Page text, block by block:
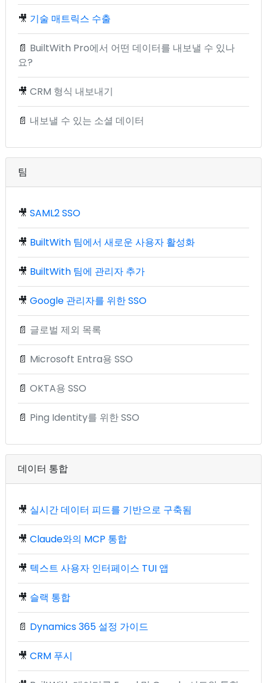
🎥 기술 매트릭스 수출
📄 BuiltWith Pro에서 어떤 데이터를 내보낼 수 있나
요?
🎥 CRM 형식 내보내기
📄 내보낼 수 있는 소셜 데이터
팀
🎥 SAML2 SSO
🎥 BuiltWith 팀에서 새로운 사용자 활성화
🎥 BuiltWith 팀에 관리자 추가
🎥 Google 관리자를 위한 SSO
📄 글로벌 제외 목록
📄 Microsoft Entra용 SSO
📄 OKTA용 SSO
📄 Ping Identity를 위한 SSO
데이터 통합
🎥 실시간 데이터 피드를 기반으로 구축됨
🎥 Claude와의 MCP 통합
🎥 텍스트 사용자 인터페이스 TUI 앱
🎥 슬랙 통합
📄 Dynamics 365 설정 가이드
🎥 CRM 푸시